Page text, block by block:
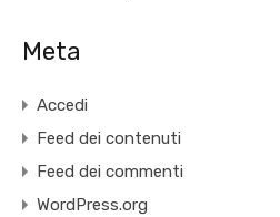
Meta
Accedi
Feed dei contenuti
Feed dei commenti
WordPress.org